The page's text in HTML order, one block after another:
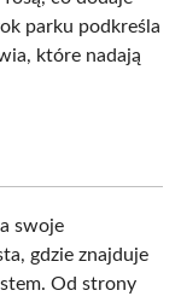
parku podkreśla
które nadają
swoje
gdzie znajduje
Od strony